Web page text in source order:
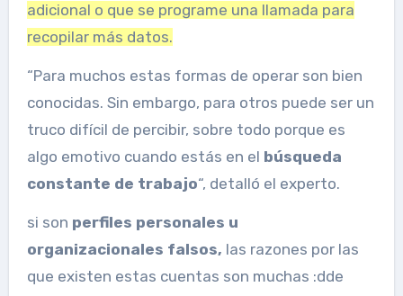
adicional o que se programe una llamada para
recopilar más datos.
“Para muchos estas formas de operar son bien
conocidas. Sin embargo, para otros puede ser un
truco difícil de percibir, sobre todo porque es
algo emotivo cuando estás en el búsqueda
constante de trabajo“, detalló el experto.
si son perfiles personales u
organizacionales falsos, las razones por las
que existen estas cuentas son muchas :dde